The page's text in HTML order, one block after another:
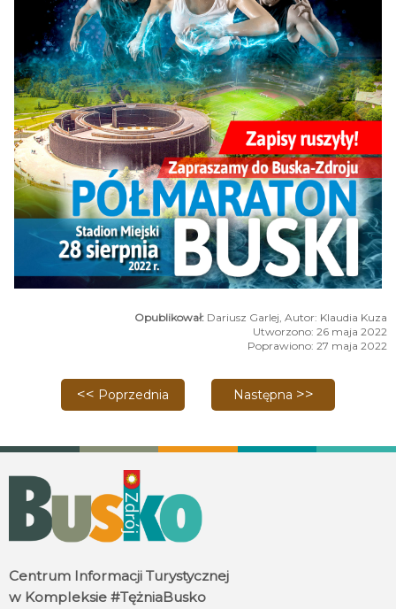
Dariusz Garlej, Autor: Klaudia Kuza
Utworzono: 26 maja 2022
Poprawiono: 27 maja 2022
Poprzednia strona: Park linowy - Odsłaniamy karty!
Poprzednia Następna strona: Turniej
Następna
Centrum Informacji Turystycznej
w Kompleksie #TężniaBusko